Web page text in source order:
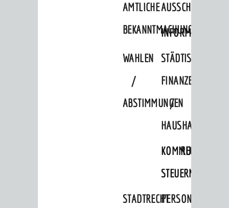
AMTLICHE
BEKANNTMACHUNGEN
WAHLEN
/
ABSTIMMUNGEN
STÄDTISCHE
FINANZEN
/
HAUSHALT
KOMMUNALE
STEUERN
STADTRECHTPERSONALRAT